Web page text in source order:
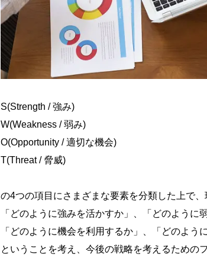
S(Strength / 強み)
W(Weakness / 弱み)
O(Opportunity / 適切な機会)
T(Threat / 脅威)
の4つの項目にさまざまな要素を分類した上で、
「どのように強みを活かすか」、「どのように
「どのように機会を利用するか」、「どのよう
ということを考え、今後の戦略を考えるための